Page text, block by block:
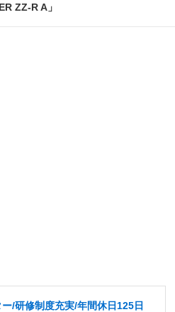
ZZ-R A」
/研修制度充実/年間休日125日